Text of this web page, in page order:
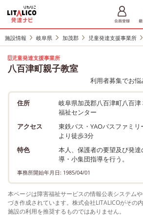
施設情報 岐阜県 加茂郡 児童発達支援事業所
児童発達支援事業所
八百津町親子教室
利用者募集でお
住所
岐阜県加茂郡八百津町八百
福祉センター
アクセス
東鉄バス・YAOバスファミ
より徒歩3分
特色
本人、保護者の要望及び発
導・小集団指導を行う。
事務所開始年月日: 1985/04/01
本ページは障害福祉サービスの情報公表システム
づき作成されています。株式会社LITALICOがその
施設の利用を推奨するものではありません。